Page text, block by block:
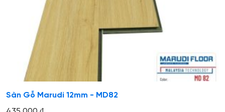
Sàn Gỗ Marudi 12mm - MD82